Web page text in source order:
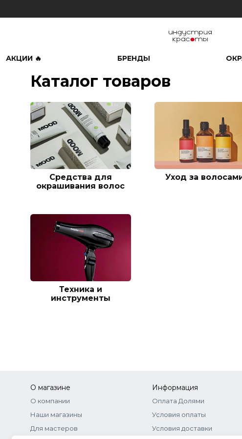
АКЦИИ 🔥 БРЕНДЫ
Каталог товаров
Средства для
окрашивания волос
Уход за
Техника и
инструменты
О магазине
О компании
Наши магазины
Для мастеров
Информация
Оплата Долями
Условия оплаты
Условия доставки